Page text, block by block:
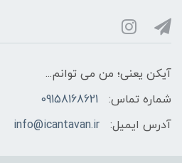
آیکن یعنی؛ من می توانم...
شماره تماس:
09158168621
آدرس ایمیل:
info@icantavan.ir